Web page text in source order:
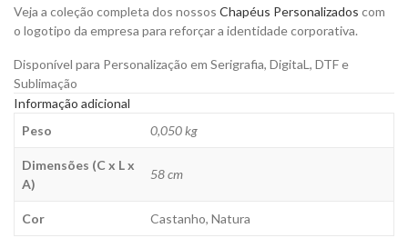
Veja a coleção completa dos nossos Chapéus Personalizados com
o logotipo da empresa para reforçar a identidade corporativa.
Disponível para Personalização em Serigrafia, DigitaL, DTF e
Sublimação
Informação adicional
Peso
0,050 kg
Dimensões (C x L x
A)
58 cm
Cor Castanho, Natura